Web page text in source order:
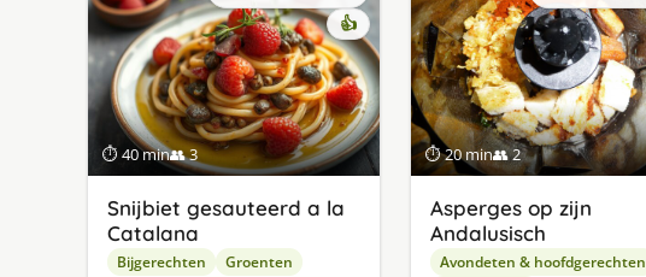
⏱ 40 min👥 3
👍
Snijbiet gesauteerd a la
Catalana
Bijgerechten Groenten
⏱ 20 min👥 2
Asperges op zijn
Andalusisch
Avondeten & hoofdgerechten